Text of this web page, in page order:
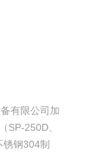
有限公司加
SP-250D、
钢304制